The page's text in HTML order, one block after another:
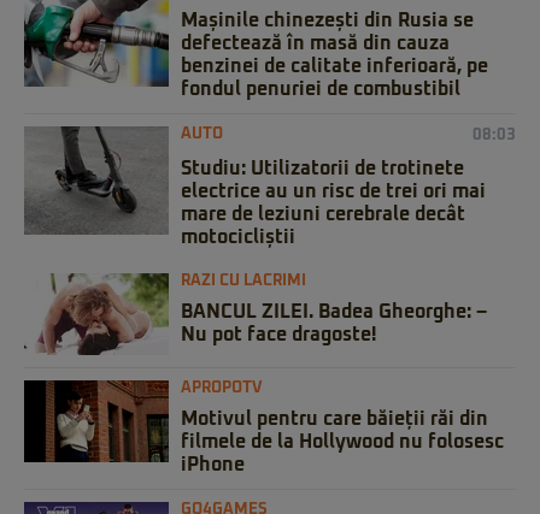
Mașinile chinezești din Rusia se
defectează în masă din cauza
benzinei de calitate inferioară, pe
fondul penuriei de combustibil
AUTO 08:03
Studiu: Utilizatorii de trotinete
electrice au un risc de trei ori mai
mare de leziuni cerebrale decât
motocicliștii
RAZI CU LACRIMI
BANCUL ZILEI. Badea Gheorghe: –
Nu pot face dragoste!
APROPOTV
Motivul pentru care băieții răi din
filmele de la Hollywood nu folosesc
iPhone
GO4GAMES